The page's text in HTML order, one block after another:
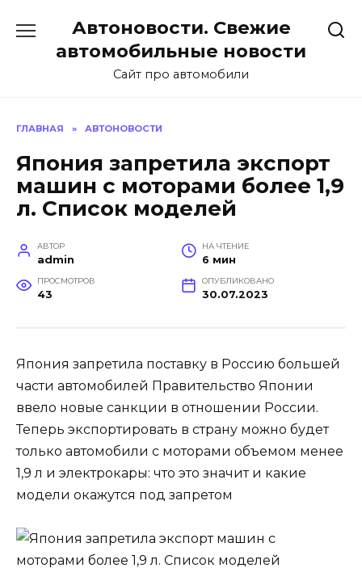
содержанию
Автоновости. Свежие
автомобильные новости
Сайт про автомобили
ГЛАВНАЯ » АВТОНОВОСТИ
Япония запретила экспорт
машин с моторами более 1,9
л. Список моделей
АВТОР
admin
НА ЧТЕНИЕ
6 мин
ПРОСМОТРОВ
43
ОПУБЛИКОВАНО
30.07.2023
Япония запретила поставку в Россию большей
части автомобилей Правительство Японии
ввело новые санкции в отношении России.
Теперь экспортировать в страну можно будет
только автомобили с моторами объемом менее
1,9 л и электрокары: что это значит и какие
модели окажутся под запретом